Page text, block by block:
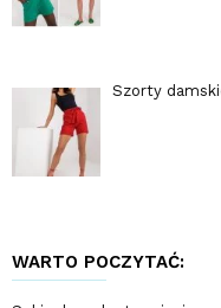
Szorty
WARTO POCZYTAĆ: